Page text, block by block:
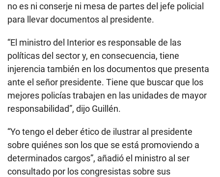
no es ni conserje ni mesa de partes del jefe policial
para llevar documentos al presidente.
“El ministro del Interior es responsable de las
políticas del sector y, en consecuencia, tiene
injerencia también en los documentos que presenta
ante el señor presidente. Tiene que buscar que los
mejores policías trabajen en las unidades de mayor
responsabilidad”, dijo Guillén.
“Yo tengo el deber ético de ilustrar al presidente
sobre quiénes son los que se está promoviendo a
determinados cargos”, añadió el ministro al ser
consultado por los congresistas sobre sus